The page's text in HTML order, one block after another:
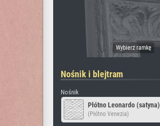
Nośnik i blejtram
Nośnik
Płótno Leonardo (satyna)
(Płótno Venezia)